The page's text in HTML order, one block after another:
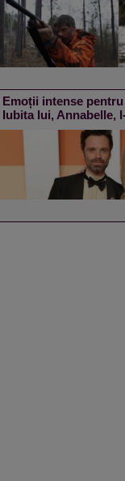
Emoții intense
Iubita lui, Annabelle,